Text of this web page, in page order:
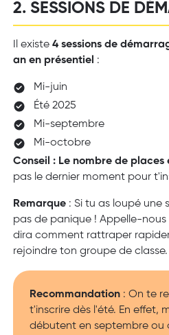
2. SESSIONS DE
Il existe4 sessions de
an en présentiel :
Mi-juin
Été 2025
Mi-septembre
Mi-octobre
Conseil : Le nombre de places
pas le dernier moment pour
Remarque : Si tu as loupé une
pas de panique ! Appelle-nous
dira comment rattraper
rejoindre ton groupe de classe.
Recommandation : On te
t'inscrire dès l'été. En effet,
débutent en septembre ou